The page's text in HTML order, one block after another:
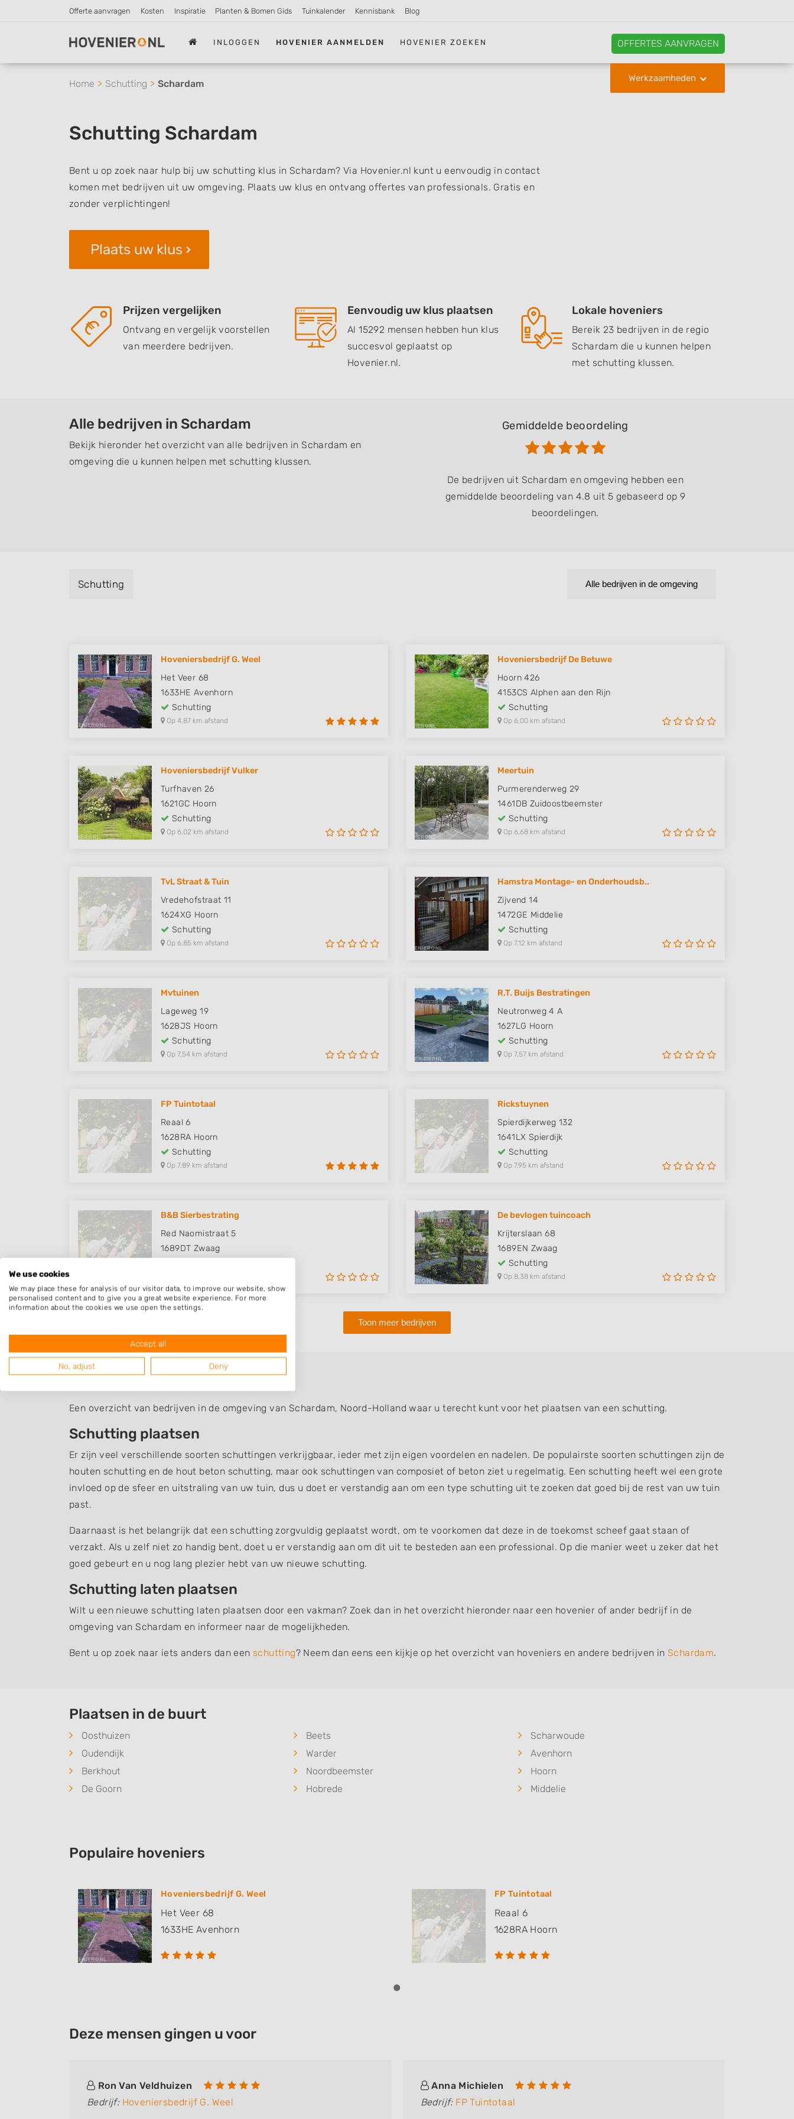
Offerte aanvragen Kosten Inspiratie Planten & Bomen Gids Tuinkalender Kennisbank Blog
INLOGGEN HOVENIER AANMELDEN HOVENIER ZOEKEN OFFERTES AANVRAGEN
Werkzaamheden
Home Schutting Schardam
Schutting Schardam
Bent u op zoek naar hulp bij uw schutting klus in Schardam? Via Hovenier.nl kunt u eenvoudig in contact
komen met bedrijven uit uw omgeving. Plaats uw klus en ontvang offertes van professionals. Gratis en
zonder verplichtingen!
Plaats uw klus
Prijzen vergelijken
Ontvang en vergelijk voorstellen
van meerdere bedrijven.
Eenvoudig uw klus plaatsen
Al 15292 mensen hebben hun klus
succesvol geplaatst op
Hovenier.nl.
Lokale hoveniers
Bereik 23 bedrijven in de regio
Schardam die u kunnen helpen
met schutting klussen.
Alle bedrijven in Schardam
Bekijk hieronder het overzicht van alle bedrijven in Schardam en
omgeving die u kunnen helpen met schutting klussen.
Gemiddelde beoordeling
De bedrijven uit Schardam en omgeving hebben een
gemiddelde beoordeling van 4.8 uit 5 gebaseerd op 9
beoordelingen.
Schutting Alle bedrijven in de omgeving
Hoveniersbedrijf G. Weel
Het Veer 68
1633HE Avenhorn
Schutting
Op 4,87 km afstand
Hoveniersbedrijf De Betuwe
Hoorn 426
4153CS Alphen aan den Rijn
Schutting
Op 6,00 km afstand
Hoveniersbedrijf Vulker
Turfhaven 26
1621GC Hoorn
Schutting
Op 6,02 km afstand
Meertuin
Purmerenderweg 29
1461DB Zuidoostbeemster
Schutting
Op 6,68 km afstand
TvL Straat & Tuin
Vredehofstraat 11
1624XG Hoorn
Schutting
Op 6,85 km afstand
Hamstra Montage- en Onderhoudsb..
Zijvend 14
1472GE Middelie
Schutting
Op 7,12 km afstand
Mvtuinen
Lageweg 19
1628JS Hoorn
Schutting
Op 7,54 km afstand
R.T. Buijs Bestratingen
Neutronweg 4 A
1627LG Hoorn
Schutting
Op 7,57 km afstand
FP Tuintotaal
Reaal 6
1628RA Hoorn
Schutting
Op 7,89 km afstand
Rickstuynen
Spierdijkerweg 132
1641LX Spierdijk
Schutting
Op 7,95 km afstand
B&B Sierbestrating
Red Naomistraat 5
1689DT Zwaag
De bevlogen tuincoach
Krijterslaan 68
1689EN Zwaag
Schutting
Op 8,38 km afstand
Toon meer bedrijven
Schutting Schardam
Een overzicht van bedrijven in de omgeving van Schardam, Noord-Holland waar u terecht kunt voor het plaatsen van een schutting.
Schutting plaatsen
Er zijn veel verschillende soorten schuttingen verkrijgbaar, ieder met zijn eigen voordelen en nadelen. De populairste soorten schuttingen zijn de
houten schutting en de hout beton schutting, maar ook schuttingen van composiet of beton ziet u regelmatig. Een schutting heeft wel een grote
invloed op de sfeer en uitstraling van uw tuin, dus u doet er verstandig aan om een type schutting uit te zoeken dat goed bij de rest van uw tuin
past.
Daarnaast is het belangrijk dat een schutting zorgvuldig geplaatst wordt, om te voorkomen dat deze in de toekomst scheef gaat staan of
verzakt. Als u zelf niet zo handig bent, doet u er verstandig aan om dit uit te besteden aan een professional. Op die manier weet u zeker dat het
goed gebeurt en u nog lang plezier hebt van uw nieuwe schutting.
Schutting laten plaatsen
Wilt u een nieuwe schutting laten plaatsen door een vakman? Zoek dan in het overzicht hieronder naar een hovenier of ander bedrijf in de
omgeving van Schardam en informeer naar de mogelijkheden.
Bent u op zoek naar iets anders dan een schutting? Neem dan eens een kijkje op het overzicht van hoveniers en andere bedrijven inSchardam.
Plaatsen in de buurt
Oosthuizen Beets
Scharwoude
Oudendijk
Warder
Avenhorn
Berkhout
Noordbeemster
Hoorn
De Goorn
Hobrede Middelie
Populaire hoveniers
Hoveniersbedrijf G. Weel
Het Veer 68
1633HE Avenhorn
FP Tuintotaal
Reaal 6
1628RA Hoorn
Deze mensen gingen u voor
Ron Van Veldhuizen
Bedrijf: Hoveniersbedrijf G. Weel
Anna Michielen
Bedrijf: FP Tuintotaal
We use cookies
We may place these for analysis of our visitor data, to improve our website, show
personalised content and to give you a great website experience. For more
information about the cookies we use open the settings.
Accept all
No, adjust Deny